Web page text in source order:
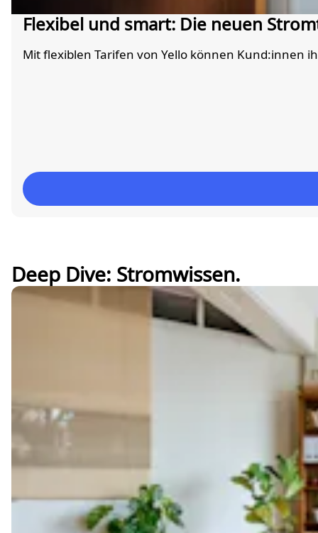
Flexibel und smart: Die neuen
Mit flexiblen Tarifen von Yello können Kund:innen
Deep Dive: Stromwissen.